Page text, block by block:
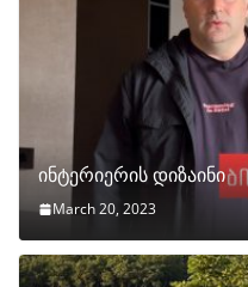
ინტერიერის დიზაინი
March 20, 2023